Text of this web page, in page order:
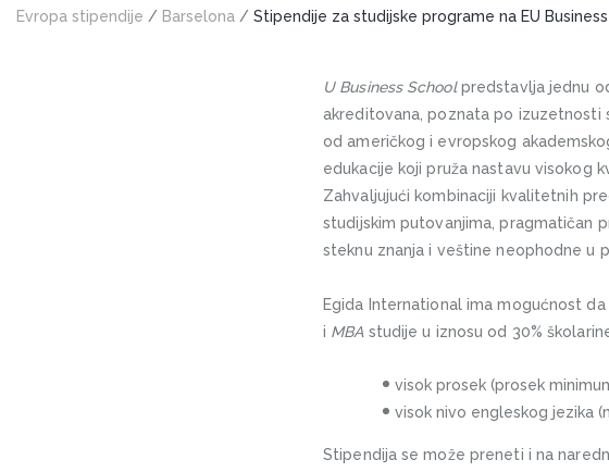
Stipendija za bording školu
Stipendije za univerzitete u
Stipendije za studijske
Stipendija za internatsku
Evropa stipendije / Barselona / Stipendije za studijske programe na EU
U Business Schoolpredstavlja jednu
akreditovana, poznata po izuzetnosti
od američkog i evropskog
edukacije koji pruža nastavu visokog
Zahvaljujući kombinaciji kvalitetnih
studijskim putovanjima, pragmatičan
steknu znanja i veštine neophodne u
Egida International ima mogućnost
i MBA studije u iznosu od 30%
visok prosek (prosek
visok nivo engleskog jezika
Stipendija se može preneti i na